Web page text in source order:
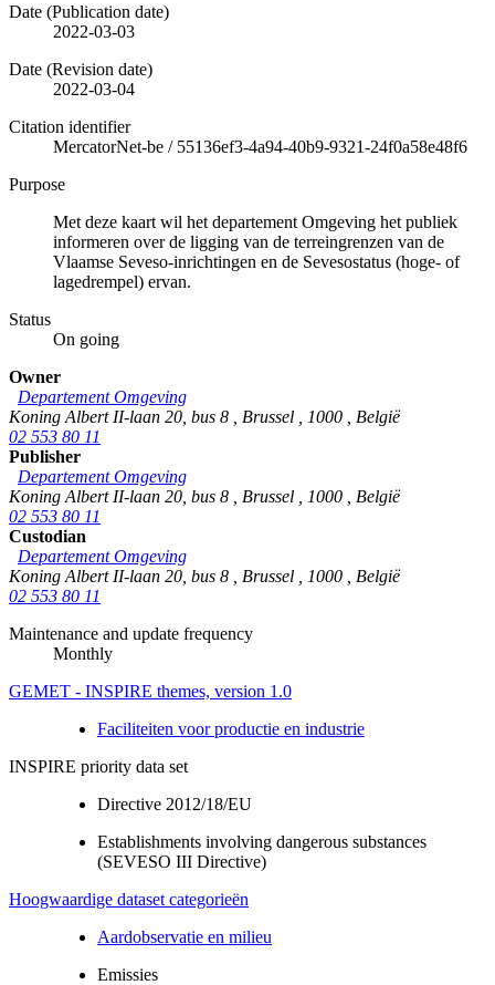
Date (Publication date)
2022-03-03
Date (Revision date)
2022-03-04
Citation identifier
MercatorNet-be / 55136ef3-4a94-40b9-9321-24f0a58e48f6
Purpose
Met deze kaart wil het departement Omgeving het publiek
informeren over de ligging van de terreingrenzen van de
Vlaamse Seveso-inrichtingen en de Sevesostatus (hoge- of
lagedrempel) ervan.
Status
On going
Owner
Departement Omgeving
Koning Albert II-laan 20, bus 8
Brussel 1000
België
02 553 80 11
Publisher
Departement Omgeving
Koning Albert II-laan 20, bus 8
Brussel 1000
België
02 553 80 11
Custodian
Departement Omgeving
Koning Albert II-laan 20, bus 8
Brussel 1000
België
02 553 80 11
Maintenance and update frequency
Monthly
GEMET - INSPIRE themes, version 1.0
Faciliteiten voor productie en industrie
INSPIRE priority data set
Directive 2012/18/EU
Establishments involving dangerous substances
(SEVESO III Directive)
Hoogwaardige dataset categorieën
Aardobservatie en milieu
Emissies